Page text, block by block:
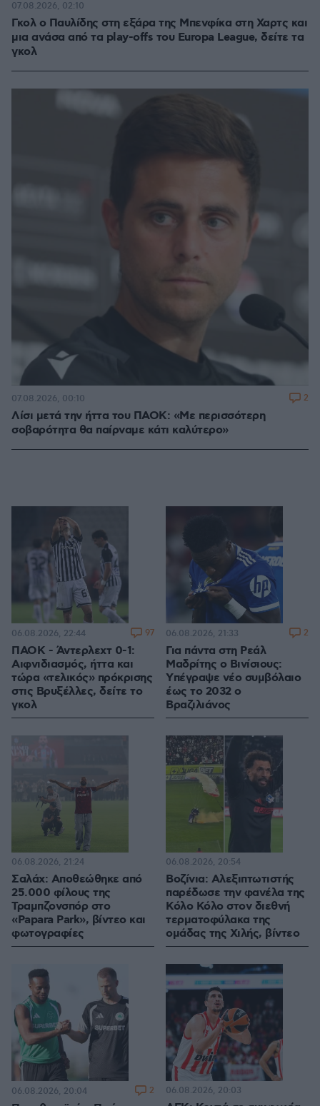
Γκολ ο Παυλίδης στη εξάρα της Μπενφίκα στη Χαρτς και
μια ανάσα από τα play-offs του Europa League, δείτε τα
γκολ
07.08.2026, 02:10
Λίσι μετά την ήττα του ΠΑΟΚ: «Με περισσότερη
σοβαρότητα θα παίρναμε κάτι καλύτερο»
07.08.2026, 00:10 2
ΠΑΟΚ - Άντερλεχτ 0-1:
Αιφνιδιασμός, ήττα και
τώρα «τελικός» πρόκρισης
στις Βρυξέλλες, δείτε το
γκολ
06.08.2026, 22:44 97
Για πάντα στη Ρεάλ
Μαδρίτης ο Βινίσιους:
Yπέγραψε νέο συμβόλαιο
έως το 2032 ο
Βραζιλιάνος
06.08.2026, 21:33 2
Σαλάχ: Αποθεώθηκε από
25.000 φίλους της
Τραμπζονσπόρ στο
«Papara Park», βίντεο και
φωτογραφίες
06.08.2026, 21:24
Βοζίνια: Αλεξιπτωτιστής
παρέδωσε την φανέλα της
Κόλο Κόλο στον διεθνή
τερματοφύλακα της
ομάδας της Χιλής, βίντεο
06.08.2026, 20:54
06.08.2026, 20:04 2 06.08.2026, 20:03